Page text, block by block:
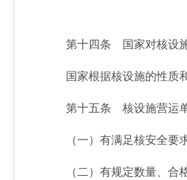
第十四条 国家对核设施
国家根据核设施的性质和
第十五条 核设施营运单
（一）有满足核安全要求
（二）有规定数量、合格